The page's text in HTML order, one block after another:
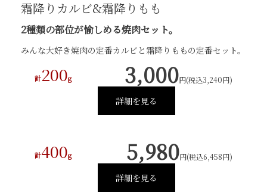
霜降りカルビ&霜降りもも
2種類の部位が愉しめる焼肉セット。
みんな大好き焼肉の定番カルビと霜降りももの定番セット。
計200g 3,000円(税込3,240円)
詳細を見る
計400g 5,980円(税込6,458円)
詳細を見る